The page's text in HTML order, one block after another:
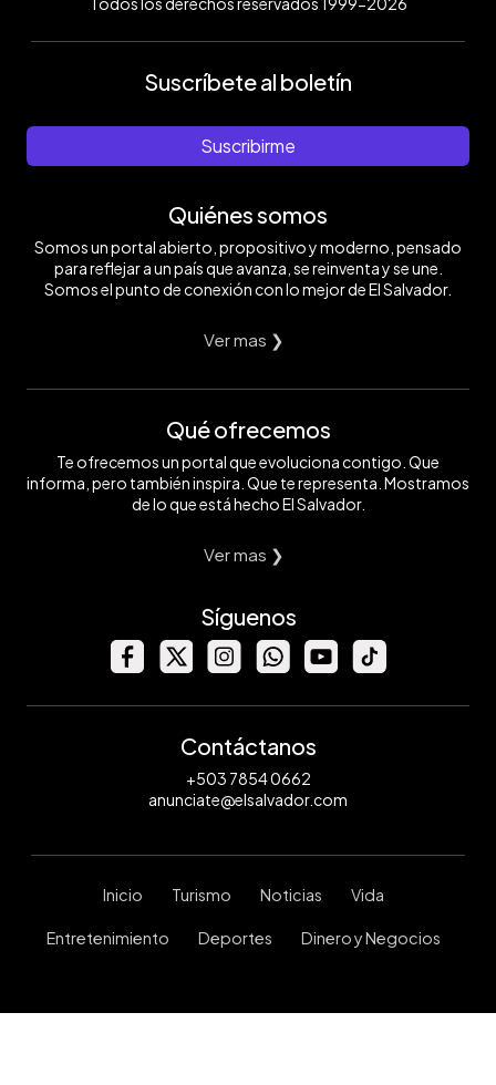
Suscríbete al boletín
Suscribirme
Quiénes somos
Somos un portal abierto, propositivo y moderno, pensado
para reflejar a un país que avanza, se reinventa y se une.
Somos el punto de conexión con lo mejor de El Salvador.
Ver mas ❯
Qué ofrecemos
Te ofrecemos un portal que evoluciona contigo. Que
informa, pero también inspira. Que te representa. Mostramos
de lo que está hecho El Salvador.
Ver mas ❯
Síguenos
Contáctanos
+503 7854 0662
anunciate@elsalvador.com
Inicio Turismo Noticias Vida
Entretenimiento Deportes Dinero y Negocios